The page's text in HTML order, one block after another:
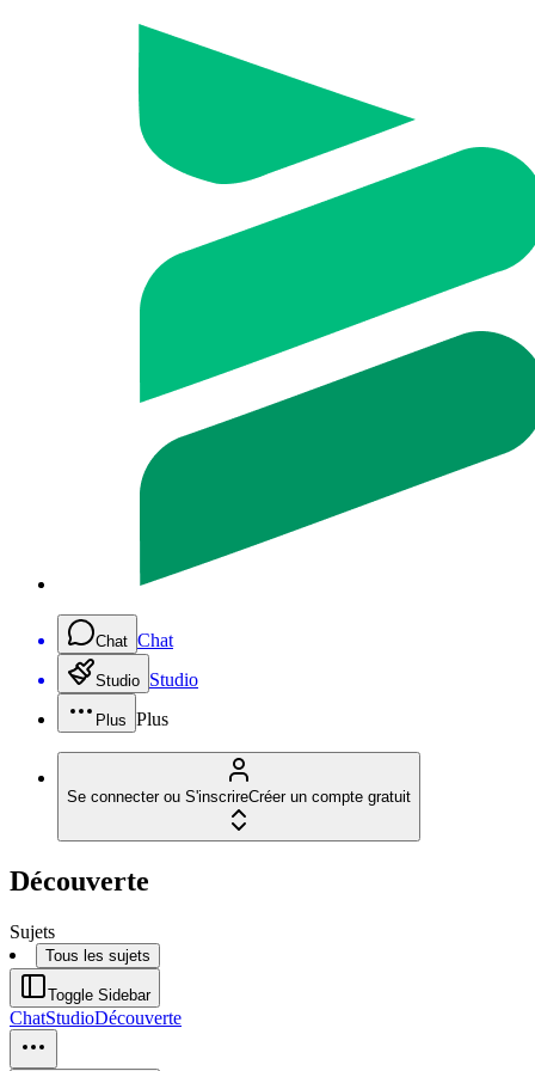
Chat Chat
Studio Studio
Plus Plus
Se connecter ou S'inscrireCréer un compte gratuit
Découverte
Sujets
Tous les sujets
Toggle Sidebar
ChatStudioDécouverte